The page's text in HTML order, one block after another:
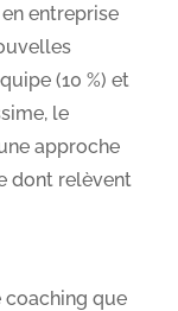
entreprise
(10 %) et
le
approche
dont relèvent
que